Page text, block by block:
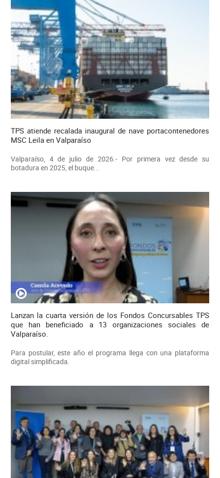
TPS atiende recalada inaugural de nave portacontenedores
MSC Leila en Valparaíso
Valparaíso, 4 de julio de 2026.- Por primera vez desde su
botadura en 2025, el buque...
Lanzan la cuarta versión de los Fondos Concursables TPS
que han beneficiado a 13 organizaciones sociales de
Valparaíso.
Para postular, este año el programa llega con una plataforma
digital simplificada.